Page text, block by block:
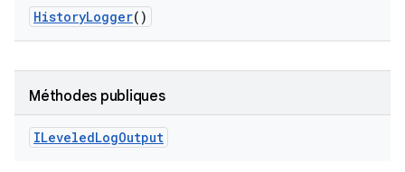
HistoryLogger()
Méthodes publiques
ILeveledLogOutput